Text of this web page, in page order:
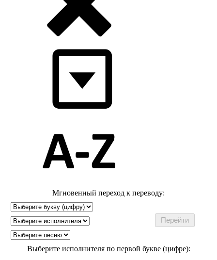
Мгновенный переход к переводу:
Выберите исполнителя по первой букве (цифре):